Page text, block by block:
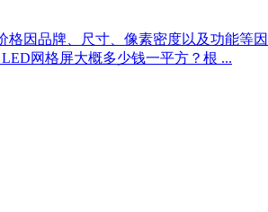
因品牌、尺寸、像素密度以及功能
网格屏大概多少钱一平方？根 ...